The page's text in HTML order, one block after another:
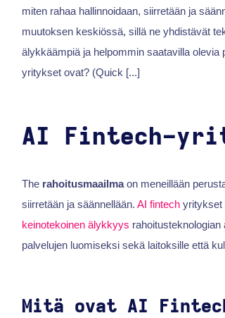
miten rahaa hallinnoidaan, siirretään ja
muutoksen keskiössä, sillä ne yhdistävät
älykkäämpiä ja helpommin saatavilla olevia
yritykset ovat? (Quick [...]
AI Fintech-
The rahoitusmaailmaon meneillään
siirretään ja säännellään. AI fintechyritykset
keinotekoinen älykkyys
palvelujen luomiseksi sekä laitoksille että
Mitä ovat AI